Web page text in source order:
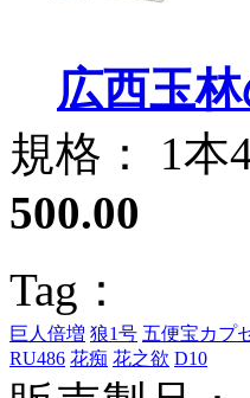
広西玉
規格： 1本
500.00
Tag：
巨人倍増 狼1号 五便宝カプ
RU486 花痴 花之欲 D10